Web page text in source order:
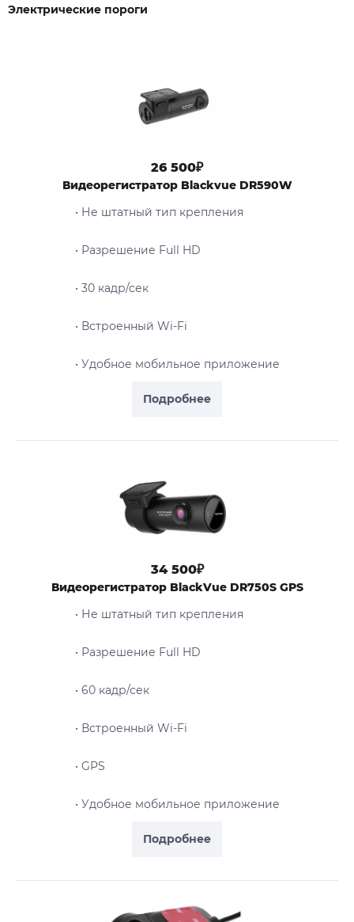
Электрические пороги
Подробнее
26 500₽
Видеорегистратор Blackvue DR590W
• Не штатный тип крепления
• Разрешение Full HD
• 30 кадр/сек
• Встроенный Wi-Fi
• Удобное мобильное приложение
Подробнее
34 500₽
Видеорегистратор BlackVue DR750S GPS
• Не штатный тип крепления
• Разрешение Full HD
• 60 кадр/сек
• Встроенный Wi-Fi
• GPS
• Удобное мобильное приложение